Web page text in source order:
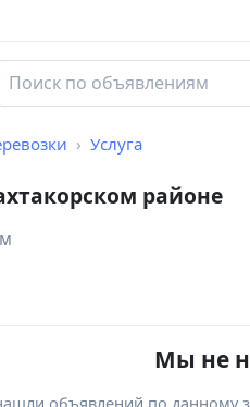
Услуга
районе
Мы не